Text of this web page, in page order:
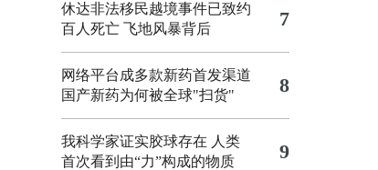
休达非法移民越境事件已致约
百人死亡 飞地风暴背后 7
网络平台成多款新药首发渠道
国产新药为何被全球"扫货"
8
我科学家证实胶球存在 人类
首次看到由“力”构成的物质
9